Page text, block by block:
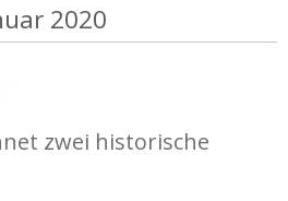
2020
zwei historische